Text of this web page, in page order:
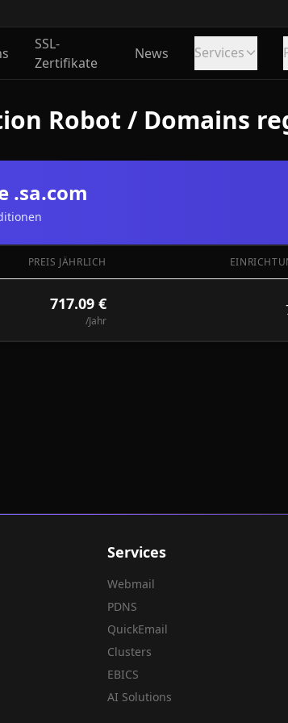
SSL-
Zertifikate
News Services
Robot / Domains
.sa.com
PREIS JÄHRLICH
717.09 €
/Jahr
Services
Webmail
PDNS
QuickEmail
Clusters
EBICS
AI Solutions